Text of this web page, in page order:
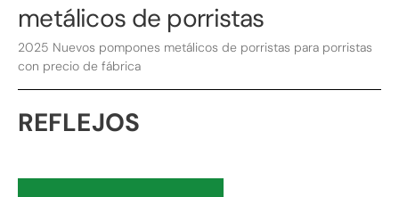
metálicos de porristas
2025 Nuevos pompones metálicos de porristas para porristas
con precio de fábrica
REFLEJOS